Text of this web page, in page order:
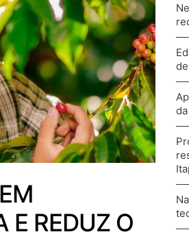
E REDUZ O